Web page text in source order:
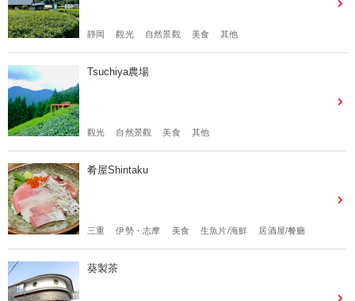
靜岡 觀光 自然景觀 美食 其他
Tsuchiya農場
觀光 自然景觀 美食 其他
肴屋Shintaku
三重 伊勢・志摩 美食 生魚片/海鮮 居酒屋/餐廳
葵製茶